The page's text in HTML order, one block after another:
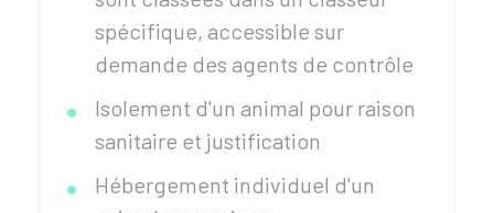
spécifique, accessible sur
demande des agents de contrôle
Isolement d'un animal pour raison
sanitaire et justification
Hébergement individuel d'un